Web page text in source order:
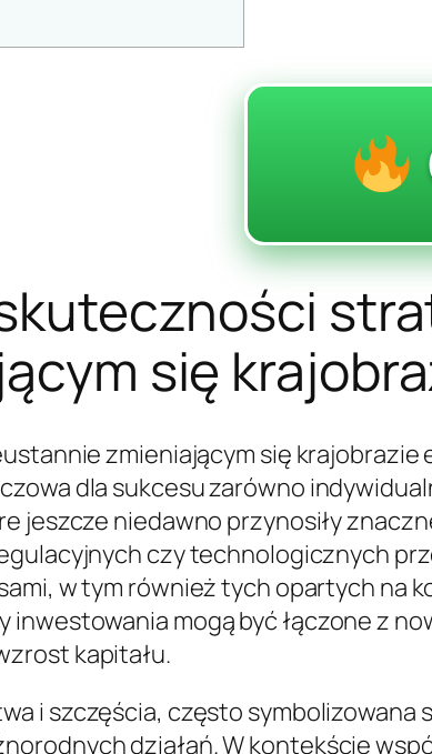
się
zmieniającym się
dla sukcesu zarówno
jeszcze niedawno przynosiły
czy technologicznych
w tym również tych opartych na
mogą być łączone z
kapitału.
i szczęścia, często symbolizowana
działań. W kontekście